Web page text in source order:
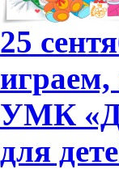
25
играем,
УМК
для